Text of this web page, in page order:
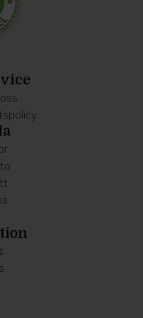
med annan
eller som de har
tjänster.